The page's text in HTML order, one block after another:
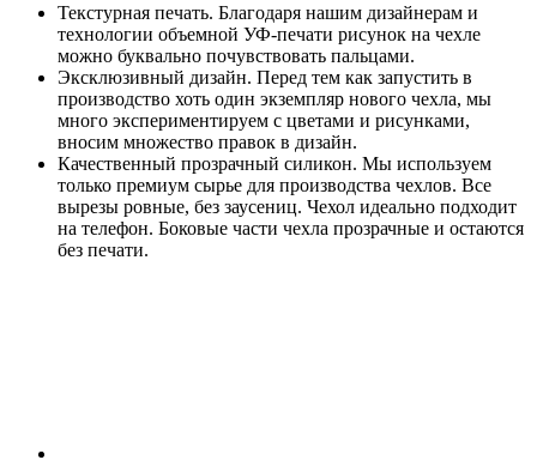
Текстурная печать. Благодаря нашим дизайнерам и
технологии объемной УФ-печати рисунок на чехле
можно буквально почувствовать пальцами.
Эксклюзивный дизайн. Перед тем как запустить в
производство хоть один экземпляр нового чехла, мы
много экспериментируем с цветами и рисунками,
вносим множество правок в дизайн.
Качественный прозрачный силикон. Мы используем
только премиум сырье для производства чехлов. Все
вырезы ровные, без заусениц. Чехол идеально подходит
на телефон. Боковые части чехла прозрачные и остаются
без печати.